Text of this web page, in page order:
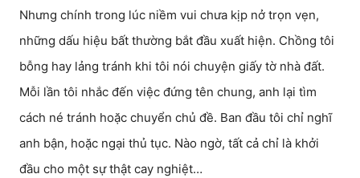
Nhưng chính trong lúc niềm vui chưa kịp nở trọn vẹn,
những dấu hiệu bất thường bắt đầu xuất hiện. Chồng tôi
bỗng hay lảng tránh khi tôi nói chuyện giấy tờ nhà đất.
Mỗi lần tôi nhắc đến việc đứng tên chung, anh lại tìm
cách né tránh hoặc chuyển chủ đề. Ban đầu tôi chỉ nghĩ
anh bận, hoặc ngại thủ tục. Nào ngờ, tất cả chỉ là khởi
đầu cho một sự thật cay nghiệt…